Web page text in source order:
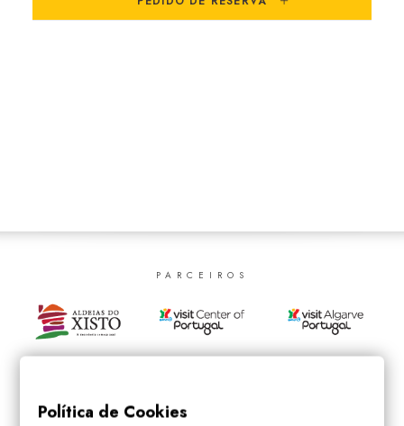
PARCEIROS
Política de Cookies